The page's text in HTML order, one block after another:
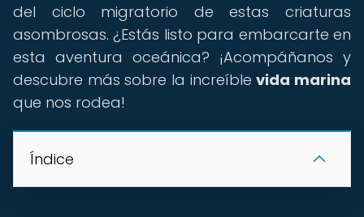
del ciclo migratorio de estas criaturas
asombrosas. ¿Estás listo para embarcarte en
esta aventura oceánica? ¡Acompáñanos y
descubre más sobre la increíblevida marina
que nos rodea!
Índice